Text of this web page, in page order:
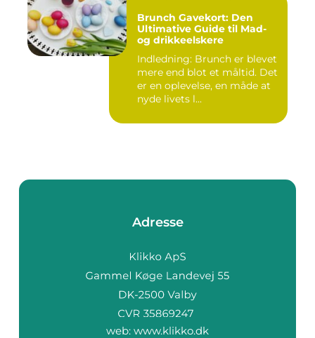
Brunch Gavekort: Den
Ultimative Guide til Mad-
og drikkeelskere
Indledning: Brunch er blevet
mere end blot et måltid. Det
er en oplevelse, en måde at
nyde livets l...
Adresse
web: www.klikko.dk